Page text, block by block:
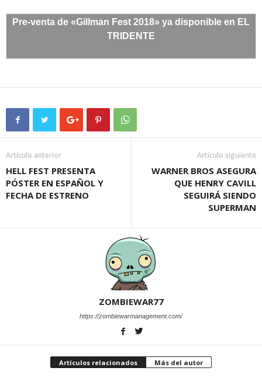
Pre-venta de «Gillman Fest 2018» ya disponible en EL
TRIDENTE
Artículo anterior
HELL FEST PRESENTA
PÓSTER EN ESPAÑOL Y
FECHA DE ESTRENO
Artículo siguiente
WARNER BROS ASEGURA
QUE HENRY CAVILL
SEGUIRÁ SIENDO
SUPERMAN
ZOMBIEWAR77
https://zombiewarmanagement.com/
Artículos relacionados Más del autor